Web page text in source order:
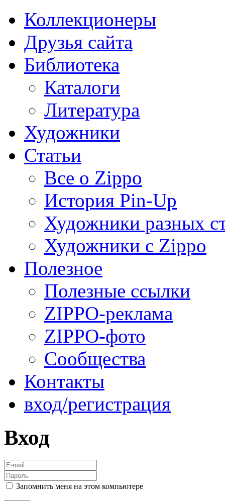
Коллекционеры
Друзья сайта
Библиотека
Каталоги
Литература
Художники
Статьи
Все о Zippo
История Pin-Up
Художники разных
Художники с Zippo
Полезное
Полезные ссылки
ZIPPO-реклама
ZIPPO-фото
Сообщества
Контакты
вход/регистрация
Вход
Запомнить меня на этом компьютере